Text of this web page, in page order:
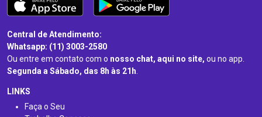
Central de Atendimento:
Whatsapp: (11) 3003-2580
Ou entre em contato com o nosso chat, aqui no site, ou no app.
Segunda a Sábado, das 8h às 21h.
LINKS
Faça o Seu